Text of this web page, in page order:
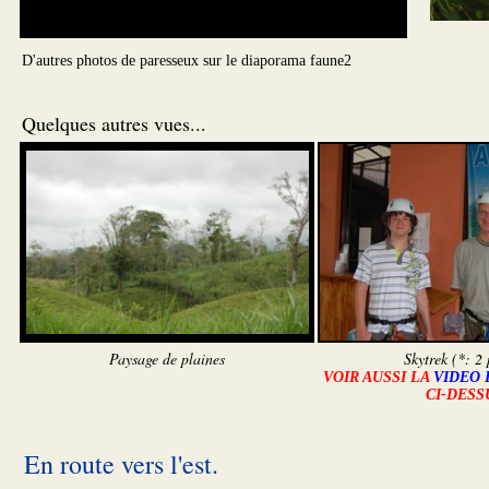
En route vers l'est.
D'autres photos de paresseux sur le diaporama faune2
Quelques autres vues...
Paysage de plaines Skytrek (*: 2
VOIR AUSSI LA VIDEO
CI-